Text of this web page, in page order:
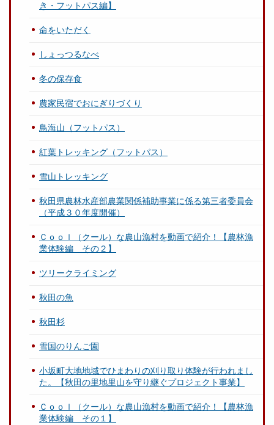
き・フットパス編】
命をいただく
しょっつるなべ
冬の保存食
農家民宿でおにぎりづくり
鳥海山（フットパス）
紅葉トレッキング（フットパス）
雪山トレッキング
秋田県農林水産部農業関係補助事業に係る第三者委員会
（平成３０年度開催）
Ｃｏｏｌ（クール）な農山漁村を動画で紹介！【農林漁
業体験編 その２】
ツリークライミング
秋田の魚
秋田杉
雪国のりんご園
小坂町大地地域でひまわりの刈り取り体験が行われまし
た。【秋田の里地里山を守り継ぐプロジェクト事業】
Ｃｏｏｌ（クール）な農山漁村を動画で紹介！【農林漁
業体験編 その１】